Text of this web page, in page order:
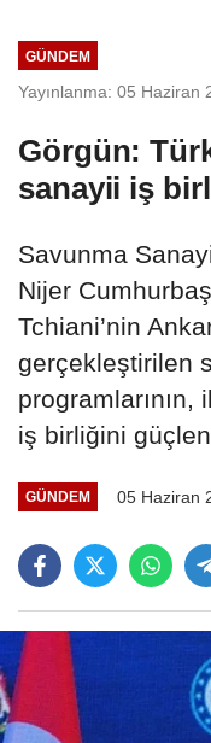
GÜNDEM
Yayınlanma: 05 Haziran
Görgün:
sanayii iş
Savunma
Nijer
Tchiani’nin
gerçekleştirilen
programlarının,
iş birliğini
GÜNDEM 05 Haziran